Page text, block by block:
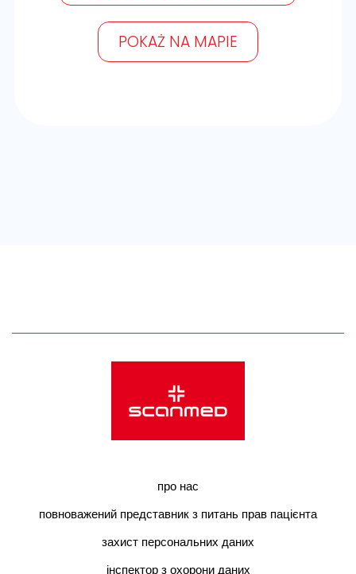
POKAŻ NA MAPIE
про нас
повноважений представник з питань прав пацієнта
захист персональних даних
інспектор з охорони даних